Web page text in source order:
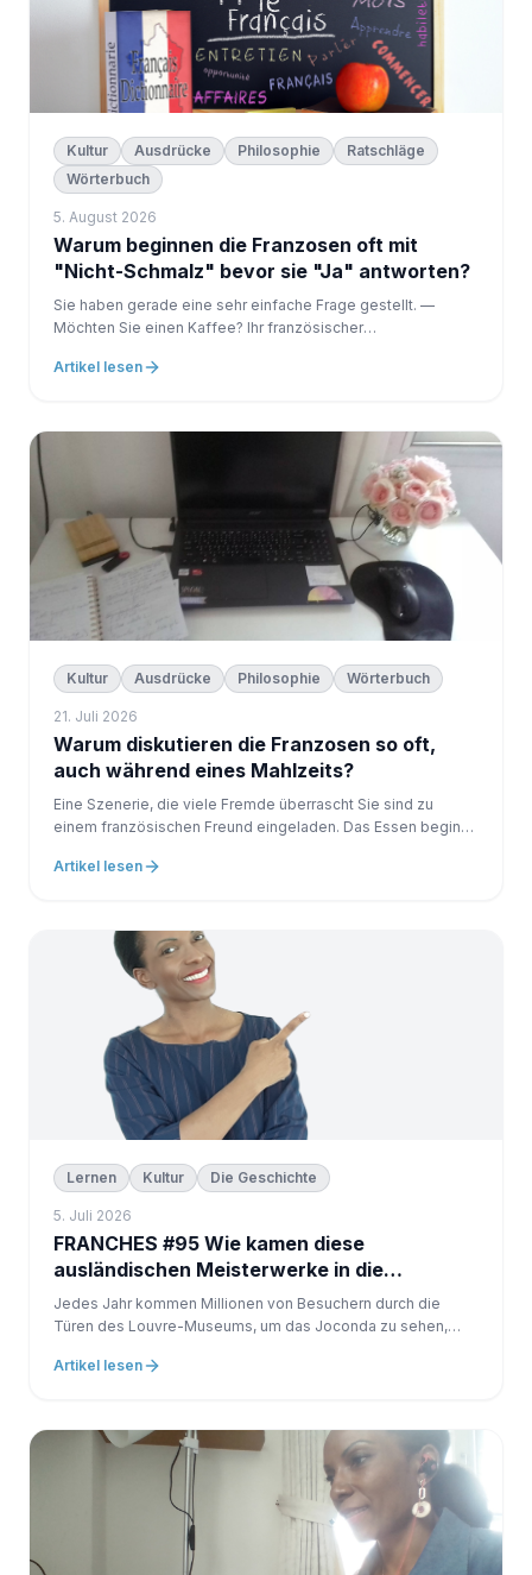
Kultur Ausdrücke Philosophie
Ratschläge
Wörterbuch
5. August 2026
Warum beginnen die Franzosen oft mit
"Nicht-Schmalz" bevor sie "Ja" antworten?
Sie haben gerade eine sehr einfache Frage gestellt. —
Möchten Sie einen Kaffee? Ihr französischer
Artikel lesen
Kultur Ausdrücke Philosophie Wörterbuch
21. Juli 2026
Warum diskutieren die Franzosen so oft,
auch während eines Mahlzeits?
Eine Szenerie, die viele Fremde überrascht Sie sind zu
einem französischen Freund eingeladen. Das Essen beginnt.
zu warnen, jemand äußert eine andere Meinung. Eine andere
Artikel lesen
Lernen Kultur Die Geschichte
5. Juli 2026
FRANCHES #95 Wie kamen diese
ausländischen Meisterwerke in die
französischen Museen?
Jedes Jahr kommen Millionen von Besuchern durch die
Türen des Louvre-Museums, um das Joconda zu sehen,
Gemälde.
Artikel lesen